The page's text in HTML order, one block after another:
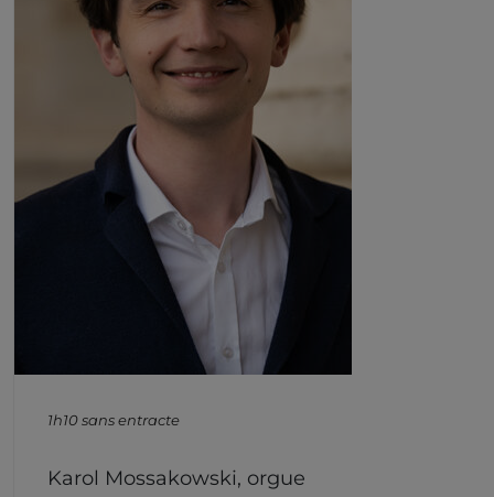
1h10 sans entracte
Karol Mossakowski, orgue